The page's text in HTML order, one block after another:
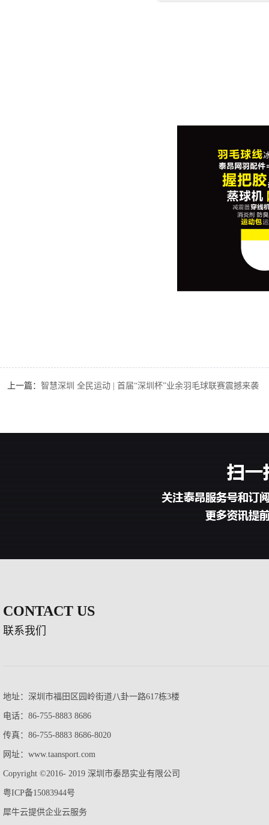
上一篇： 智慧深圳 全民运动 | 首届“深圳杯”业余羽毛球联赛震撼来袭
CONTACT US
联系我们
地址：深圳市福田区园岭街道八卦一路617栋3楼
电话：86-755-8883 8686
传真：86-755-8883 8686-8020
网址：www.taansport.com
Copyright ©2016- 2019 深圳市泰昂实业有限公司
粤ICP备15083944号
犀牛云提供企业云服务